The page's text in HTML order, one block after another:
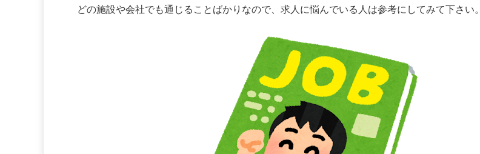
どの施設や会社でも通じることばかりなので、求人に悩んでいる人は参考にしてみて下さい。